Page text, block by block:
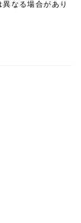
なる場合があり